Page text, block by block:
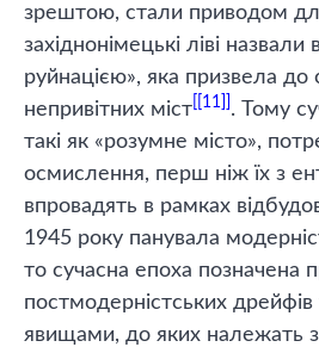
зрештою, стали приводом
західнонімецькі ліві
руйнацією», яка призвела до
непривітних міст
[11]
. Тому
такі як «розумне місто»,
осмислення, перш ніж їх з
впровадять в рамках
1945 року панувала
то сучасна епоха позначена
постмодерністських
явищами, до яких належать